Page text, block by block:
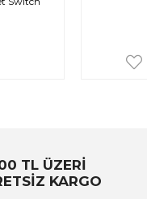
TL ÜZERİ
KARGO